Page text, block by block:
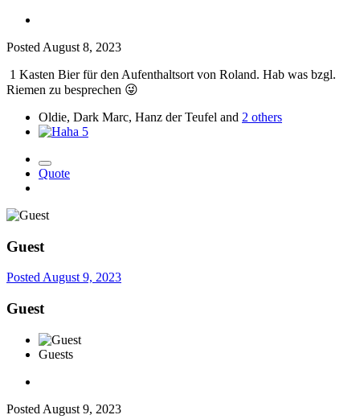
Posted August 8, 2023
1 Kasten Bier für den Aufenthaltsort von Roland. Hab was bzgl.
Riemen zu besprechen 😜
Oldie, Dark Marc, Hanz der Teufel and 2 others
5
Quote
Guest
Posted August 9, 2023
Guest
Guests
Posted August 9, 2023